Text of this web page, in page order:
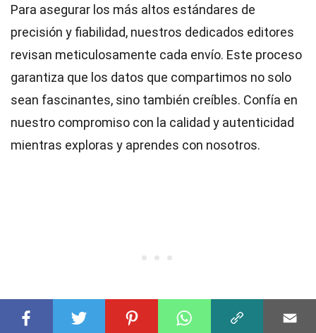
Para asegurar los más altos estándares de
precisión y fiabilidad, nuestros dedicados editores
revisan meticulosamente cada envío. Este proceso
garantiza que los datos que compartimos no solo
sean fascinantes, sino también creíbles. Confía en
nuestro compromiso con la calidad y autenticidad
mientras exploras y aprendes con nosotros.